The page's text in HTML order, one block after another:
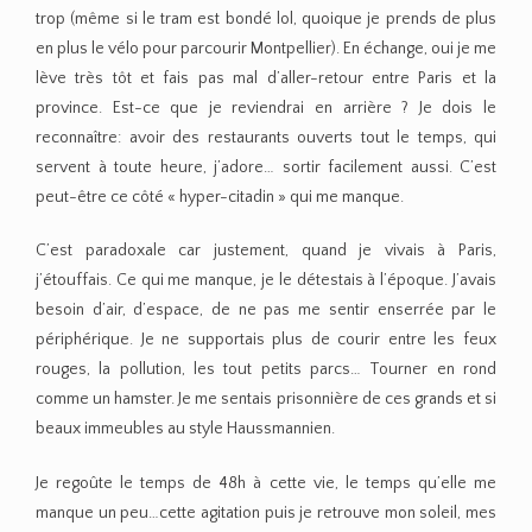
trop (même si le tram est bondé lol, quoique je prends de plus
en plus le vélo pour parcourir Montpellier). En échange, oui je me
lève très tôt et fais pas mal d’aller-retour entre Paris et la
province. Est-ce que je reviendrai en arrière ? Je dois le
reconnaître: avoir des restaurants ouverts tout le temps, qui
servent à toute heure, j’adore… sortir facilement aussi. C’est
peut-être ce côté « hyper-citadin » qui me manque.
C’est paradoxale car justement, quand je vivais à Paris,
j’étouffais. Ce qui me manque, je le détestais à l’époque. J’avais
besoin d’air, d’espace, de ne pas me sentir enserrée par le
périphérique. Je ne supportais plus de courir entre les feux
rouges, la pollution, les tout petits parcs… Tourner en rond
comme un hamster. Je me sentais prisonnière de ces grands et si
beaux immeubles au style Haussmannien.
Je regoûte le temps de 48h à cette vie, le temps qu’elle me
manque un peu…cette agitation puis je retrouve mon soleil, mes